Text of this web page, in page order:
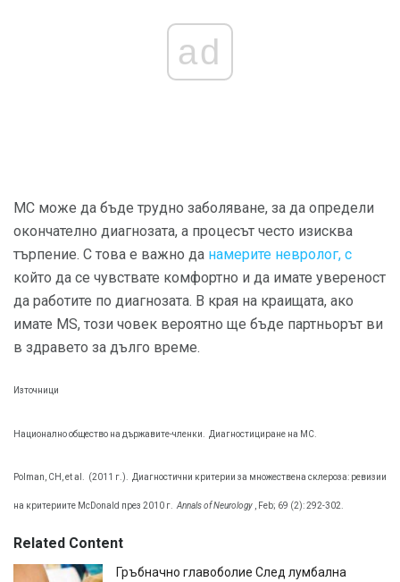
ad
МС може да бъде трудно заболяване, за да определи
окончателно диагнозата, а процесът често изисква
търпение. С това е важно да намерите невролог, с
който да се чувствате комфортно и да имате увереност
да работите по диагнозата. В края на краищата, ако
имате MS, този човек вероятно ще бъде партньорът ви
в здравето за дълго време.
Източници
Национално общество на държавите-членки. Диагностициране на МС.
Polman, CH, et al. (2011 г.). Диагностични критерии за множествена склероза: ревизии
на критериите McDonald през 2010 г. Annals of Neurology , Feb; 69 (2): 292-302.
Related Content
Гръбначно главоболие След лумбална